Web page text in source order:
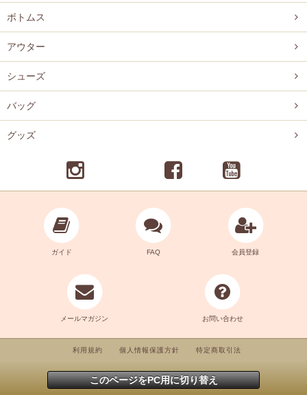
ボトムス
アウター
シューズ
バッグ
グッズ
ガイド FAQ 会員登録
メールマガジン お問い合わせ
利用規約 個人情報保護方針 特定商取引法
このページをPC用に切り替え